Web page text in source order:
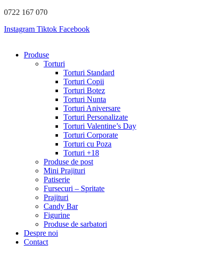
Sari
conținut
0722 167 070
Instagram Tiktok Facebook
Produse
Torturi
Torturi Standard
Torturi Copii
Torturi Botez
Torturi Nunta
Torturi Aniversare
Torturi Personalizate
Torturi Valentine’s Day
Torturi Corporate
Torturi cu Poza
Torturi +18
Produse de post
Mini Prajituri
Patiserie
Fursecuri – Spritate
Prajituri
Candy Bar
Figurine
Produse de sarbatori
Despre noi
Contact